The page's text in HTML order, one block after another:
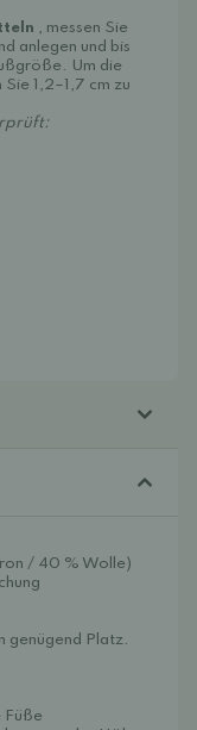
, messen Sie
anlegen und bis
Um die
1,2–1,7 cm zu
/ 40 % Wolle)
genügend Platz.
Füße